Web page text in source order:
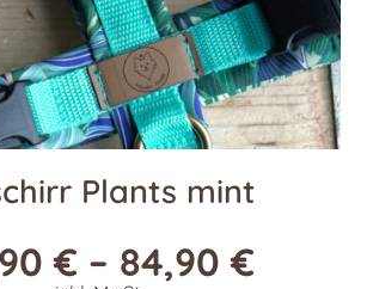
Plants mint
€ – 84,90€